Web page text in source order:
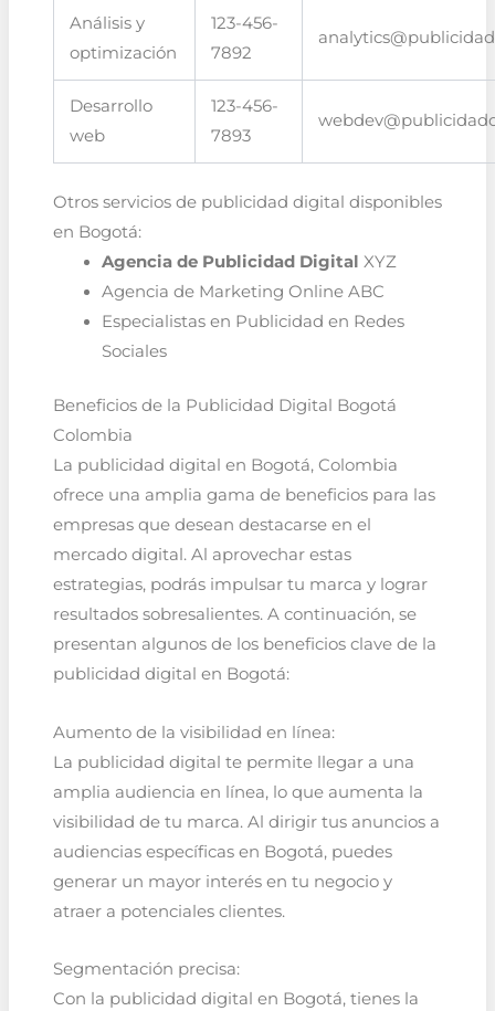
Análisis y
optimización
123-456-
7892
Desarrollo
web
123-456-
7893
Otros servicios de publicidad digital disponibles
en Bogotá:
Agencia de Publicidad Digital XYZ
Agencia de Marketing Online ABC
Especialistas en Publicidad en Redes
Sociales
Beneficios de la Publicidad Digital Bogotá
Colombia
La publicidad digital en Bogotá, Colombia
ofrece una amplia gama de beneficios para las
empresas que desean destacarse en el
mercado digital. Al aprovechar estas
estrategias, podrás impulsar tu marca y lograr
resultados sobresalientes. A continuación, se
presentan algunos de los beneficios clave de la
publicidad digital en Bogotá:
Aumento de la visibilidad en línea:
La publicidad digital te permite llegar a una
amplia audiencia en línea, lo que aumenta la
visibilidad de tu marca. Al dirigir tus anuncios a
audiencias específicas en Bogotá, puedes
generar un mayor interés en tu negocio y
atraer a potenciales clientes.
Segmentación precisa:
Con la publicidad digital en Bogotá, tienes la